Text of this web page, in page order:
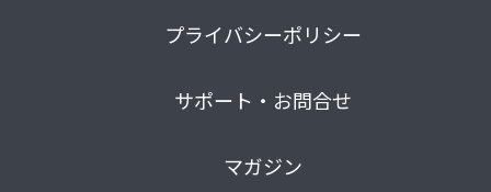
プライバシーポリシー
サポート・お問合せ
マガジン